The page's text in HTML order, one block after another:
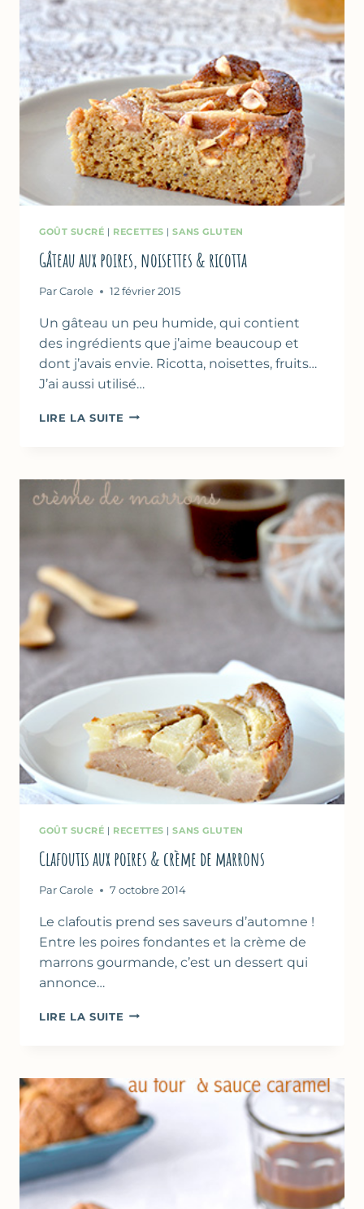
GOÛT SUCRÉ | RECETTES |SANS GLUTEN
Gâteau aux poires, noisettes & ricotta
Par Carole 12 février 2015
Un gâteau un peu humide, qui contient
des ingrédients que j’aime beaucoup et
dont j’avais envie. Ricotta, noisettes, fruits…
J’ai aussi utilisé…
LIRE LA SUITE GÂTEAU
&
RICOTTA
GOÛT SUCRÉ | RECETTES |SANS GLUTEN
Clafoutis aux poires & crème de marrons
Par Carole 7 octobre 2014
Le clafoutis prend ses saveurs d’automne !
Entre les poires fondantes et la crème de
marrons gourmande, c’est un dessert qui
annonce…
LIRE LA SUITE CLAFOUTIS
CRÈME
DE
MARRONS